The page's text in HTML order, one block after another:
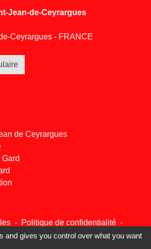
Jean-de-Ceyrargues
Ceyrargues - FRANCE
de Ceyrargues
- Politique de confidentialité -
Plan du site - Gestion des cookies
and gives you control over what you want